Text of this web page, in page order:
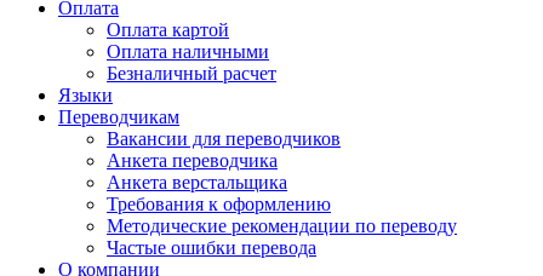
Оплата
Оплата картой
Оплата наличными
Безналичный расчет
Языки
Переводчикам
Вакансии для переводчиков
Анкета переводчика
Анкета верстальщика
Требования к оформлению
Методические рекомендации по переводу
Частые ошибки перевода
О компании